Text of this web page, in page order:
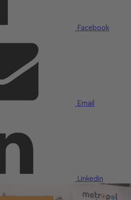
Facebook
Email
Linkedin